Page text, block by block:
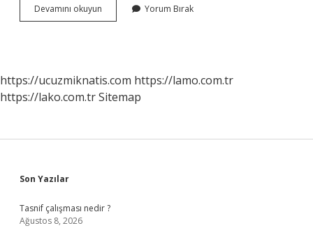
Devamını okuyun
Salonu
Yorum Bırak
https://ucuzmiknatis.com https://lamo.com.tr
https://lako.com.trSitemap
Sidebar
Son Yazılar
Tasnif çalışması nedir ?
Ağustos 8, 2026